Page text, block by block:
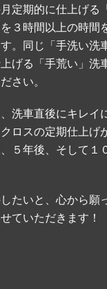
定期的に仕上げる
３時間以上の時間
。同じ「手洗い洗
げる「手荒い」洗
さい。
洗車直後にキレイ
ロスの定期仕上げ
５年後、そして１
たいと、心から願
ていただきます！